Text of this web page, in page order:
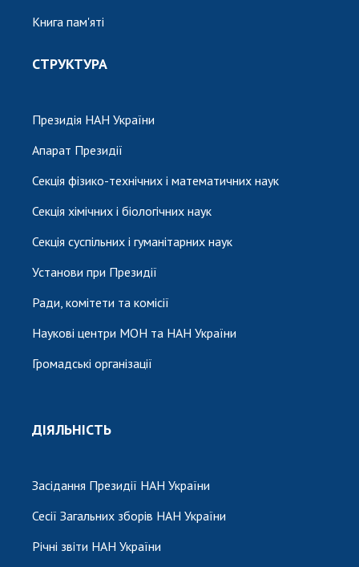
Книга пам'яті
СТРУКТУРА
Президія НАН України
Апарат Президії
Секція фізико-технічних і математичних наук
Секція хімічних і біологічних наук
Секція суспільних і гуманітарних наук
Установи при Президії
Ради, комітети та комісії
Наукові центри МОН та НАН України
Громадські організації
ДІЯЛЬНІСТЬ
Засідання Президії НАН України
Сесії Загальних зборів НАН України
Річні звіти НАН України